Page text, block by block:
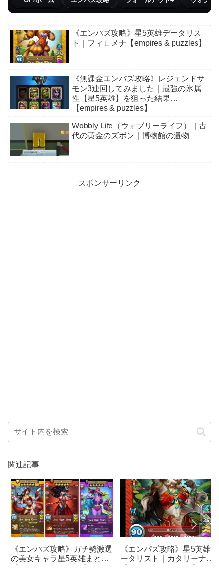
《エンパズ攻略》星5英雄データリス
ト｜フィロメナ【empires & puzzles】
《無課金エンパズ攻略》レジェンドサ
モン3連回してみました｜最強の氷属
性【星5英雄】を狙った結果…
【empires & puzzles】
Wobbly Life（ウォブリーライフ）｜古
代の黄金のズボン｜博物館の遺物
スポンサーリンク
関連記事
《エンパズ攻略》ガチ勢激選
の美女キャラ星5英雄まとめ
《エンパズ攻略》星5英雄デ
ータリスト｜カタリーナ